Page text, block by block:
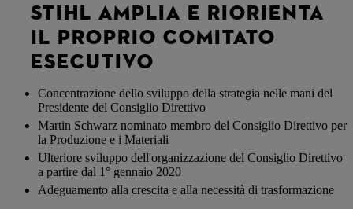
STIHL AMPLIA E RIORIENTA
IL PROPRIO COMITATO
ESECUTIVO
Concentrazione dello sviluppo della strategia nelle mani del
Presidente del Consiglio Direttivo
Martin Schwarz nominato membro del Consiglio Direttivo per
la Produzione e i Materiali
Ulteriore sviluppo dell'organizzazione del Consiglio Direttivo
a partire dal 1° gennaio 2020
Adeguamento alla crescita e alla necessità di trasformazione